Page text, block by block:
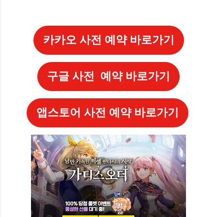
카카오 사전 예약 바로가기
구글 사전 예약 바로가기
앱스토어 사전 예약 바로가기